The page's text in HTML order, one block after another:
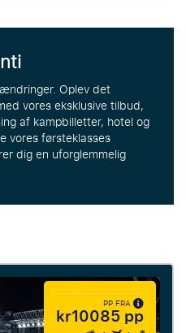
Oplev det
vores eksklusive tilbud,
af kampbilletter, hotel og
vores førsteklasses
dig en uforglemmelig
PP FRA
kr10085 pp